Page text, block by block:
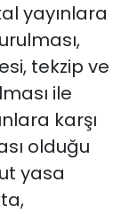
yayınlara
tekzip ve
ile
karşı
olduğu
yasa